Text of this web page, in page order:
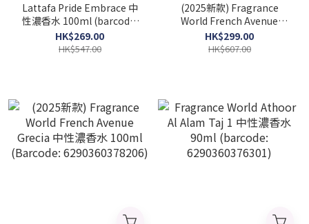
Lattafa Pride Embrace 中
性濃香水 100ml (barcode:
6290360592794)
HK$269.00
HK$547.00
(2025新款) Fragrance
World French Avenue
Mythical Gryphon 中性濃香
水 100ml (Barcode:
HK$299.00
HK$607.00